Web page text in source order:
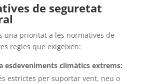
de seguretat
una prioritat a les normatives de
regles que exigeixen:
esdeveniments climàtics extrems:
estrictes per suportar vent, neu o